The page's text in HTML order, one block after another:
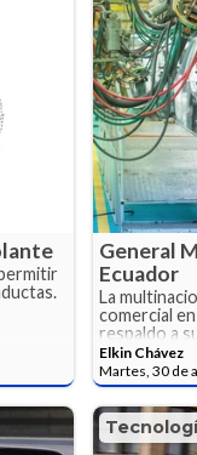
General
Ecuador
La
comercial
respaldo a
Elkin Chávez
Martes, 30 de